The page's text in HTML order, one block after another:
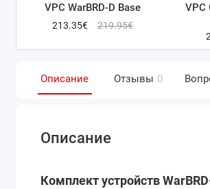
VPC WarBRD-D Base
213.35€ 219.95€
VPC
Описание Отзывы 0
Описание
Комплект устройств